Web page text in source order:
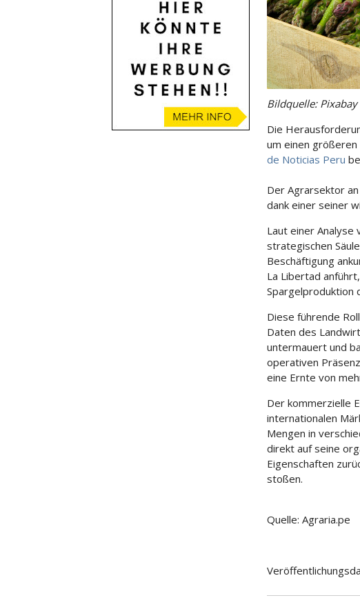
Bildquelle: Pixabay
Die
um einen
de Noticias Peru
Der Agrarsektor
dank einer seiner
Laut einer Analyse
strategischen
Beschäftigung
La Libertad
Spargelproduktion
Diese führende
Daten des
untermauert und
operativen
eine Ernte von
Der kommerzielle
internationalen
Mengen in
direkt auf seine
Eigenschaften
stoßen.
Quelle: Agraria.pe